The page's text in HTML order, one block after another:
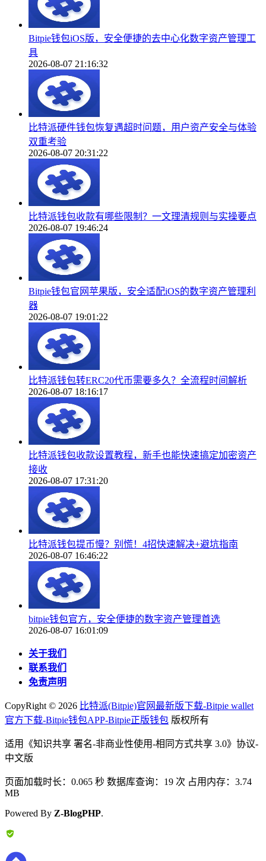
Bitpie钱包iOS版，安全便捷的去中心化数字资产管理工
具
2026-08-07 21:16:32
比特派硬件钱包恢复遇超时问题，用户资产安全与体验
双重考验
2026-08-07 20:31:22
比特派钱包收款有哪些限制？一文理清规则与实操要点
2026-08-07 19:46:24
Bitpie钱包官网苹果版，安全适配iOS的数字资产管理利
器
2026-08-07 19:01:22
比特派钱包转ERC20代币需要多久？全流程时间解析
2026-08-07 18:16:17
比特派钱包收款设置教程，新手也能快速搞定加密资产
接收
2026-08-07 17:31:20
比特派钱包提币慢？别慌！4招快速解决+避坑指南
2026-08-07 16:46:22
bitpie钱包官方，安全便捷的数字资产管理首选
2026-08-07 16:01:09
关于我们
联系我们
免责声明
CopyRight © 2026 比特派(Bitpie)官网最新版下载-Bitpie wallet
官方下载-Bitpie钱包APP-Bitpie正版钱包 版权所有
适用《知识共享 署名-非商业性使用-相同方式共享 3.0》协议-
中文版
页面加载时长：0.065 秒 数据库查询：19 次 占用内存：3.74
MB
Powered By Z-BlogPHP.